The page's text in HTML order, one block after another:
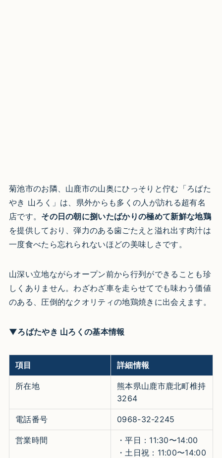
菊池市のお隣、山鹿市の山奥にひっそりと佇む「ろばた
やき 山ろく」は、県外からも多くの人が訪れる超有名
店です。 その日の朝に捌いたばかりの極めて新鮮な地鶏
を提供しており、弾力のある歯ごたえと溢れ出す肉汁は
一度食べたら忘れられないほどの美味しさです。
山深い立地ながらオープン前から行列ができることも珍
しくありません。わざわざ車を走らせてでも味わう価値
のある、圧倒的なクオリティの地鶏焼きに出会えます。
▼ろばたやき 山ろくの基本情報
項目 詳細情報
所在地
熊本県山鹿市鹿北町椎持
3264
電話番号 0968-32-2245
営業時間
・平日：11:30〜14:00
・土日祝：11:00〜14:00